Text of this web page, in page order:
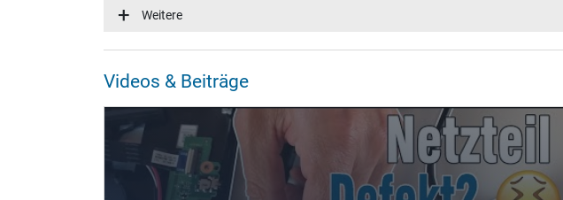
Energieeffizienz
Funktions-LED
Notebook Stecker
Steckertyp / -form
Steckerlänge (mm)
Steckerdurchmesser außen / innen
Weitere
Videos & Beiträge